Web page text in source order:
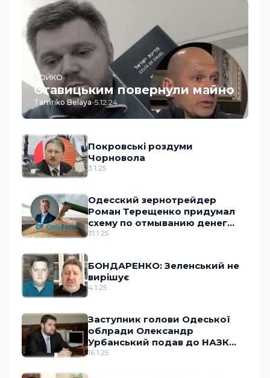
БОЙКО
Ставицьким повернули майно
Tamriko Belaya-5.12.24
Покровські роздуми
Чорновола
3.1.25
Одесский зернотрейдер
Роман Терещенко придумал
схему по отмыванию денег
через OnlyFans
31.1.25
БОНДАРЕНКО: Зеленський не
вирішує
4.1.25
Заступник голови Одеської
облради Олександр
Урбанський подав до НАЗК
документ з ознаками підробки
16.1.25